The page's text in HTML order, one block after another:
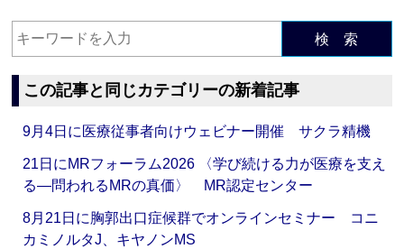
検 索
この記事と同じカテゴリーの新着記事
9月4日に医療従事者向けウェビナー開催 サクラ精機
21日にMRフォーラム2026 〈学び続ける力が医療を支え
る―問われるMRの真価〉 MR認定センター
8月21日に胸郭出口症候群でオンラインセミナー コニ
カミノルタJ、キヤノンMS